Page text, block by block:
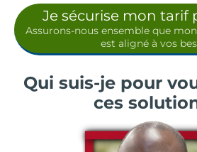
Je sécurise mon tarif
Assurons-nous ensemble que
est aligné à vos
Qui suis-je pour
ces